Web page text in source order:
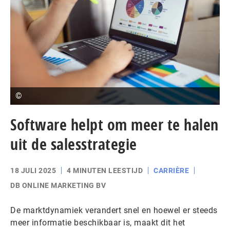
©
Software helpt om meer te halen
uit de salesstrategie
18 JULI 2025 4 MINUTEN LEESTIJD
CARRIÈRE
DB ONLINE MARKETING BV
De marktdynamiek verandert snel en hoewel er steeds
meer informatie beschikbaar is, maakt dit het